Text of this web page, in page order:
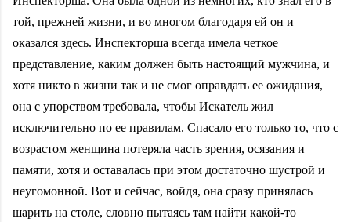
той, прежней жизни, и во многом благодаря ей он и
оказался здесь. Инспекторша всегда имела четкое
представление, каким должен быть настоящий мужчина, и
хотя никто в жизни так и не смог оправдать ее ожидания,
она с упорством требовала, чтобы Искатель жил
исключительно по ее правилам. Спасало его только то, что с
возрастом женщина потеряла часть зрения, осязания и
памяти, хотя и оставалась при этом достаточно шустрой и
неугомонной. Вот и сейчас, войдя, она сразу принялась
шарить на столе, словно пытаясь там найти какой-то